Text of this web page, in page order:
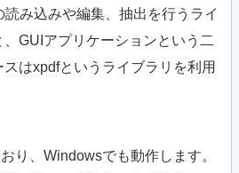
み込みや編集、抽出を行うライ
GUIアプリケーションという二
はxpdfというライブラリを利用
り、Windowsでも動作します。